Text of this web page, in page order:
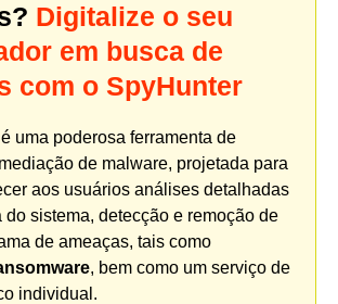
Digitalize o seu
em busca de
com o SpyHunter
uma poderosa ferramenta de
de malware, projetada para
aos usuários análises detalhadas
do sistema, detecção e remoção de
de ameaças, tais como
, bem como um serviço de
individual.